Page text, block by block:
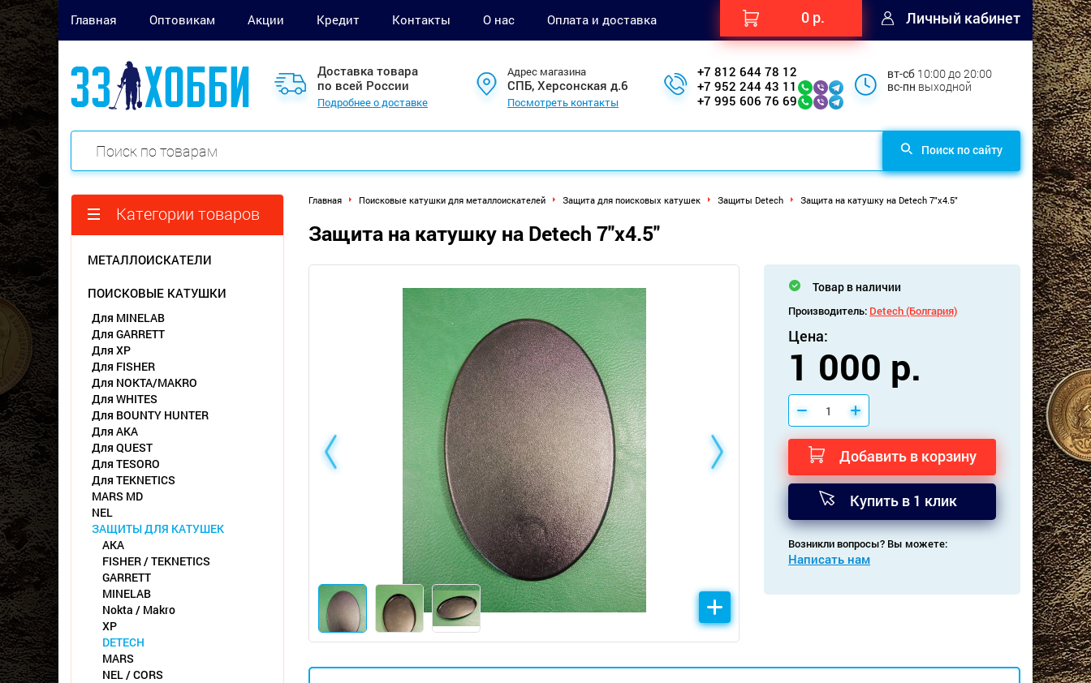
Главная Оптовикам Акции Кредит Контакты О нас Оплата и доставка 0 р. Личный кабинет
Доставка товара
по всей России
Подробнее о доставке
Адрес магазина
СПБ, Херсонская д.6
Посмотреть контакты
+7 812 644 78 12
+7 952 244 43 11
+7 995 606 76 69
вт-сб 10:00 до 20:00
вс-пн выходной
Поиск по сайту
Категории товаров
МЕТАЛЛОИСКАТЕЛИ
ПОИСКОВЫЕ КАТУШКИ
Для MINELAB
Для GARRETT
Для XP
Для FISHER
Для NOKTA/MAKRO
Для WHITES
Для BOUNTY HUNTER
Для АКА
Для QUEST
Для TESORO
Для TEKNETICS
MARS MD
NEL
ЗАЩИТЫ ДЛЯ КАТУШЕК
AKA
FISHER / TEKNETICS
GARRETT
MINELAB
Nokta / Makro
XP
DETECH
MARS
NEL / CORS
Главная Поисковые катушки для металлоискателей Защита для поисковых катушек Защиты Detech Защита на катушку на Detech 7"x4.5"
Защита на катушку на Detech 7"x4.5"
Товар в наличии
Производитель: Detech (Болгария)
Цена:
1 000 р.
Добавить в корзину
Купить в 1 клик
Возникли вопросы? Вы можете:
Написать нам